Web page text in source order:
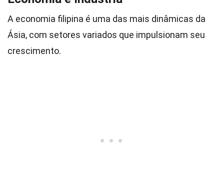
A economia filipina é uma das mais dinâmicas da
Ásia, com setores variados que impulsionam seu
crescimento.